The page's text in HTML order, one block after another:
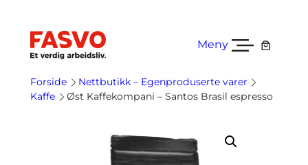
innhold
Meny
Forside
Nettbutikk – Egenproduserte varer
Kaffe
Øst Kaffekompani – Santos Brasil espresso